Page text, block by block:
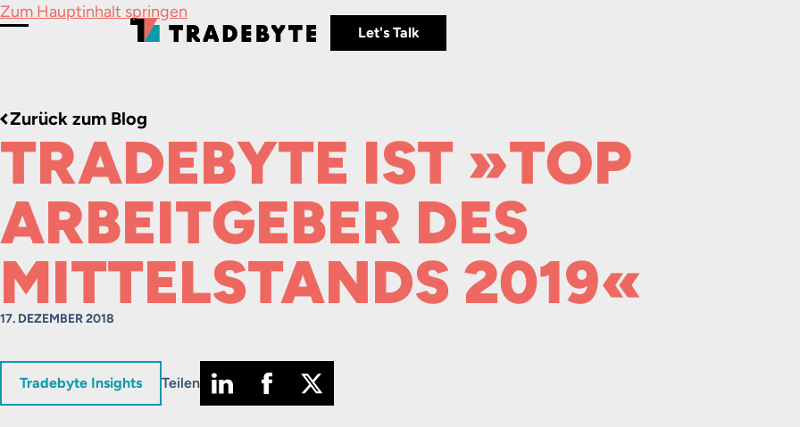
Zum Hauptinhalt springen
Menü umschalten
Let's Talk
Zurück zum Blog
TRADEBYTE IST »TOP
ARBEITGEBER DES
MITTELSTANDS 2019«
17. DEZEMBER 2018
in
Tradebyte Insights Teilen